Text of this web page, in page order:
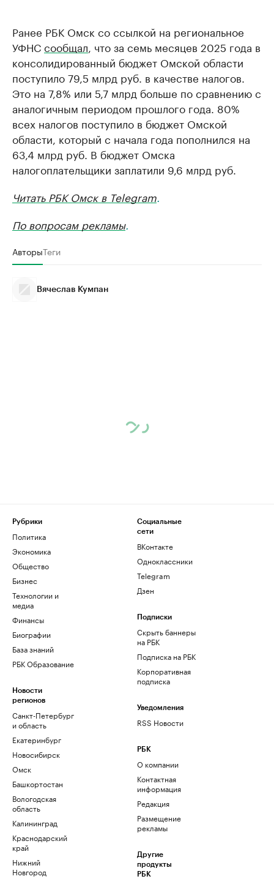
Ранее РБК Омск со ссылкой на региональное
УФНСсообщал, что за семь месяцев 2025 года в
консолидированный бюджет Омской области
поступило 79,5 млрд руб. в качестве налогов.
Это на 7,8% или 5,7 млрд больше по сравнению с
аналогичным периодом прошлого года. 80%
всех налогов поступило в бюджет Омской
области, который с начала года пополнился на
63,4 млрд руб. В бюджет Омска
налогоплательщики заплатили 9,6 млрд руб.
Читать РБК Омск в Telegram.
По вопросам рекламы.
АвторыТеги
Вячеслав Кумпан
Рубрики
Политика
Экономика
Общество
Бизнес
Технологии и
медиа
Финансы
Биографии
База знаний
РБК Образование
Новости
регионов
Санкт-Петербург
и область
Екатеринбург
Новосибирск
Омск
Башкортостан
Вологодская
область
Калининград
Краснодарский
край
Нижний
Новгород
Социальные
сети
ВКонтакте
Одноклассники
Telegram
Дзен
Подписки
Скрыть баннеры
на РБК
Подписка на РБК
Корпоративная
подписка
Уведомления
RSS Новости
РБК
О компании
Контактная
информация
Редакция
Размещение
рекламы
Другие
продукты
РБК